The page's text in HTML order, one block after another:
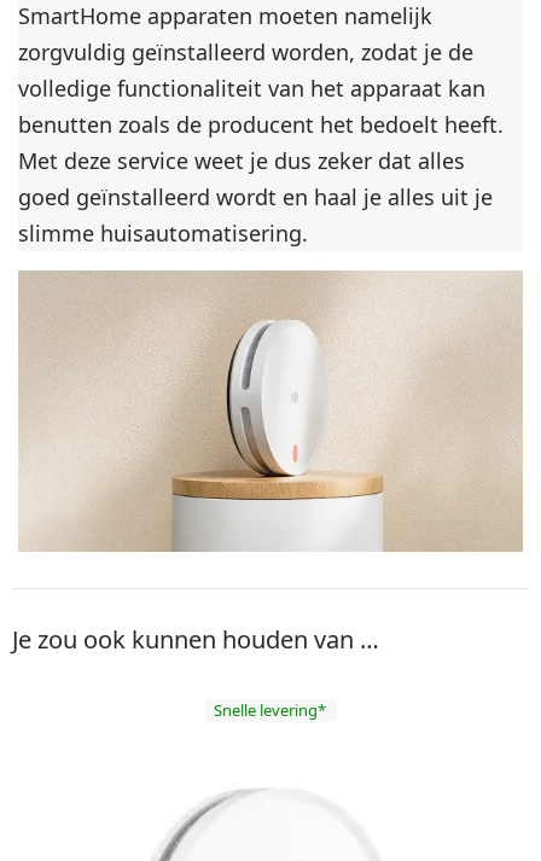
SmartHome apparaten moeten namelijk
zorgvuldig geïnstalleerd worden, zodat je de
volledige functionaliteit van het apparaat kan
benutten zoals de producent het bedoelt heeft.
Met deze service weet je dus zeker dat alles
goed geïnstalleerd wordt en haal je alles uit je
slimme huisautomatisering.
Je zou ook kunnen houden van …
Snelle levering*